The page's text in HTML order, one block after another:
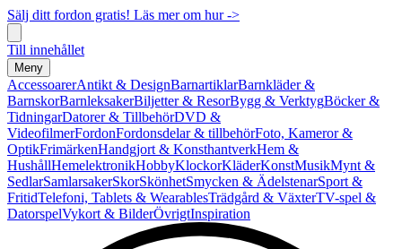
Sälj ditt fordon gratis! Läs mer om hur ->
Till innehållet
Meny
AccessoarerAntikt & DesignBarnartiklarBarnkläder &
BarnskorBarnleksakerBiljetter & ResorBygg & VerktygBöcker &
TidningarDatorer & TillbehörDVD &
VideofilmerFordonFordonsdelar & tillbehörFoto, Kameror &
OptikFrimärkenHandgjort & KonsthantverkHem &
HushållHemelektronikHobbyKlockorKläderKonstMusikMynt &
SedlarSamlarsakerSkorSkönhetSmycken & ÄdelstenarSport &
FritidTelefoni, Tablets & WearablesTrädgård & VäxterTV-spel &
DatorspelVykort & BilderÖvrigtInspiration